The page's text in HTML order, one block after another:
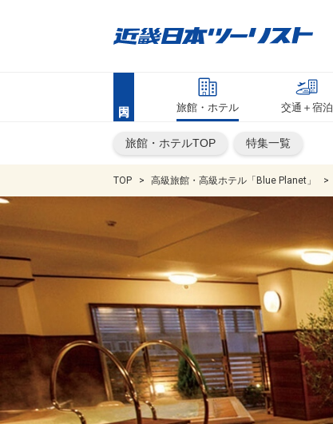
旅館・ホテル 交通＋宿泊
旅館・ホテルTOP 特集一覧
TOP 高級旅館・高級ホテル「Blue Planet」